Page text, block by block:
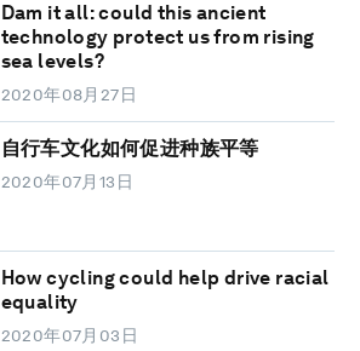
Dam it all: could this ancient
technology protect us from rising
sea levels?
2020年08月27日
自行车文化如何促进种族平等
2020年07月13日
How cycling could help drive racial
equality
2020年07月03日